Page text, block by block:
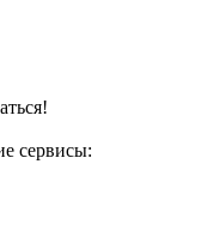
сервисы: